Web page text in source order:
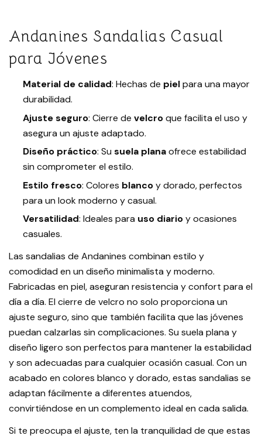
Andanines Sandalias Casual
para Jóvenes
Material de calidad: Hechas de pielpara una mayor
durabilidad.
Ajuste seguro: Cierre de velcroque facilita el uso y
asegura un ajuste adaptado.
Diseño práctico: Su suela planaofrece estabilidad
sin comprometer el estilo.
Estilo fresco: Colores blancoy dorado, perfectos
para un look moderno y casual.
Versatilidad: Ideales para uso diarioy ocasiones
casuales.
Las sandalias de Andanines combinan estilo y
comodidad en un diseño minimalista y moderno.
Fabricadas en piel, aseguran resistencia y confort para el
día a día. El cierre de velcro no solo proporciona un
ajuste seguro, sino que también facilita que las jóvenes
puedan calzarlas sin complicaciones. Su suela plana y
diseño ligero son perfectos para mantener la estabilidad
y son adecuadas para cualquier ocasión casual. Con un
acabado en colores blanco y dorado, estas sandalias se
adaptan fácilmente a diferentes atuendos,
convirtiéndose en un complemento ideal en cada salida.
Si te preocupa el ajuste, ten la tranquilidad de que estas